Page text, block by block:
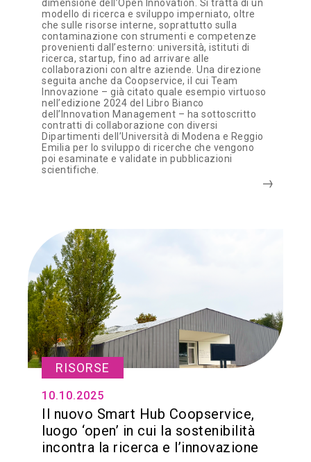
dimensione dell’Open Innovation. Si tratta di un
modello di ricerca e sviluppo imperniato, oltre
che sulle risorse interne, soprattutto sulla
contaminazione con strumenti e competenze
provenienti dall’esterno: università, istituti di
ricerca, startup, fino ad arrivare alle
collaborazioni con altre aziende. Una direzione
seguita anche da Coopservice, il cui Team
Innovazione – già citato quale esempio virtuoso
nell’edizione 2024 del Libro Bianco
dell’Innovation Management – ha sottoscritto
contratti di collaborazione con diversi
Dipartimenti dell’Università di Modena e Reggio
Emilia per lo sviluppo di ricerche che vengono
poi esaminate e validate in pubblicazioni
scientifiche.
RISORSE
10.10.2025
Il nuovo Smart Hub Coopservice,
luogo ‘open’ in cui la sostenibilità
incontra la ricerca e l’innovazione